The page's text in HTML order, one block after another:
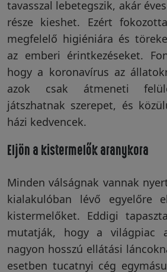
tavasszal lebetegszik, akár
része kieshet. Ezért
megfelelő higiéniára és
az emberi érintkezéseket.
hogy a koronavírus az
azok csak átmeneti
játszhatnak szerepet, és
házi kedvencek.
Eljön a kistermelők aranykora
Minden válságnak vannak
kialakulóban lévő egyelőre
kistermelőket. Eddigi
mutatják, hogy a világpiac
nagyon hosszú ellátási
esetben tucatnyi cég